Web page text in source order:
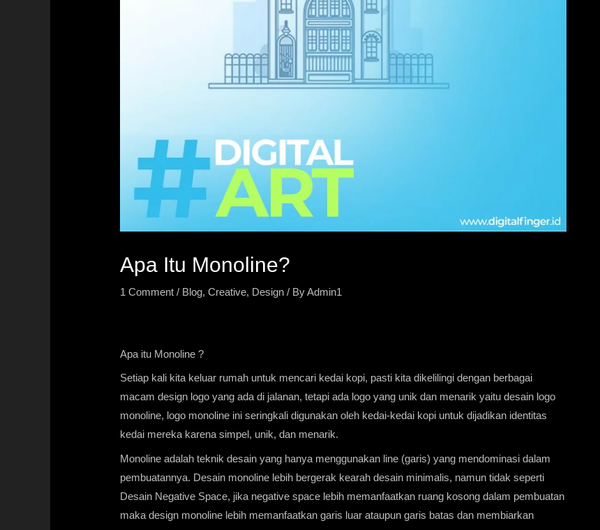
Apa Itu Monoline?
1 Comment / Blog,Creative, Design / ByAdmin1
Apa itu Monoline ?
Setiap kali kita keluar rumah untuk mencari kedai kopi, pasti kita dikelilingi dengan berbagai
macam design logo yang ada di jalanan, tetapi ada logo yang unik dan menarik yaitu desain logo
monoline, logo monoline ini seringkali digunakan oleh kedai-kedai kopi untuk dijadikan identitas
kedai mereka karena simpel, unik, dan menarik.
Monoline adalah teknik desain yang hanya menggunakan line (garis) yang mendominasi dalam
pembuatannya. Desain monoline lebih bergerak kearah desain minimalis, namun tidak seperti
Desain Negative Space, jika negative space lebih memanfaatkan ruang kosong dalam pembuatan
maka design monoline lebih memanfaatkan garis luar ataupun garis batas dan membiarkan